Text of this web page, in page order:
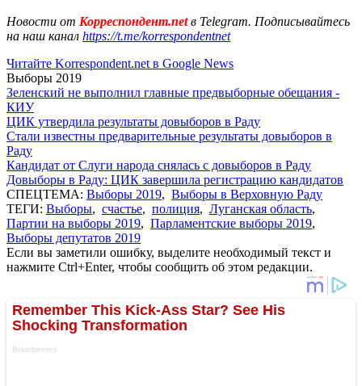
Новости от Корреспондент.netв Telegram. Подписывайтесь
на наш канал https://t.me/korrespondentnet
Читайте Korrespondent.net в Google News
Выборы 2019
Зеленский не выполнил главные предвыборные обещания -
КИУ
ЦИК утвердила результаты довыборов в Раду
Стали известны предварительные результаты довыборов в
Раду
Кандидат от Слуги народа снялась с довыборов в Раду
Довыборы в Раду: ЦИК завершила регистрацию кандидатов
СПЕЦТЕМА: Выборы 2019, Выборы в Верховную Раду
ТЕГИ: Выборы, счастье, полиция, Луганская область,
Партии на выборы 2019, Парламентские выборы 2019,
Выборы депутатов 2019
Если вы заметили ошибку, выделите необходимый текст и
нажмите Ctrl+Enter, чтобы сообщить об этом редакции.